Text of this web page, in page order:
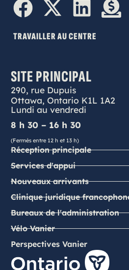
TRAVAILLER AU CENTRE
SITE PRINCIPAL
290, rue Dupuis
Ottawa, Ontario K1L 1A2
Lundi au vendredi
8 h 30 – 16 h 30
(Fermés entre 12 h et 13 h)
Réception principale
Services d'appui
Nouveaux arrivants
Clinique juridique
Bureaux de l'administration
Vélo Vanier
Perspectives Vanier